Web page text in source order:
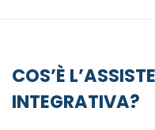
COS’È
INTEGRATIVA?